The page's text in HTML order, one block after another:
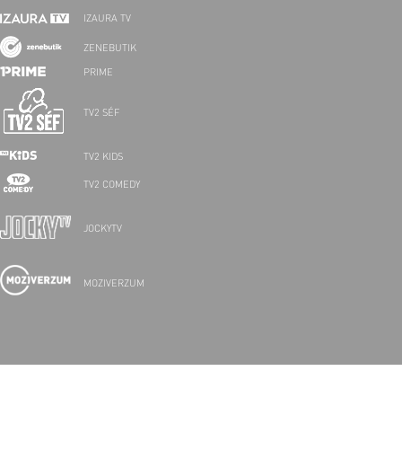
IZAURA TV
ZENEBUTIK
PRIME
TV2 SÉF
TV2 KIDS
TV2 COMEDY
JOCKYTV
MOZIVERZUM